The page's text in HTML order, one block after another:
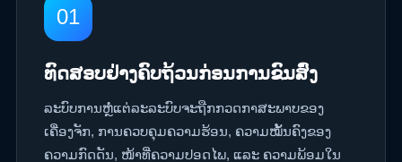
01
ທົດສອບຢ່າງຄົບຖ້ວນກ່ອນການຂົນສົ່ງ
ລະບົບການຫຼໍ່ແຕ່ລະລະບົບຈະຖືກກວດກາສະພາບຂອງ
ເຄື່ອງຈັກ, ການຄວບຄຸມຄວາມຮ້ອນ, ຄວາມໝັ້ນຄົງຂອງ
ຄວາມກົດດັນ, ໜ້າທີ່ຄວາມປອດໄພ, ແລະ ຄວາມພ້ອມໃນ